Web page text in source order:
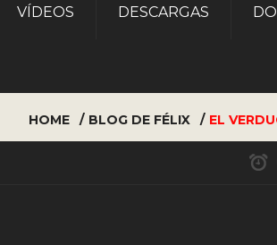
VÍDEOS DESCARGAS
HOME BLOG DE FÉLIX EL